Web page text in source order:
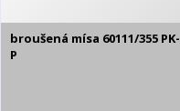
broušená mísa 60111/355 PK-
P